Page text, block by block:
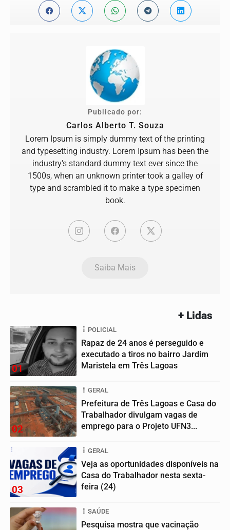
Publicado por:
Carlos Alberto T. Souza
Lorem Ipsum is simply dummy text of the printing
and typesetting industry. Lorem Ipsum has been the
industry's standard dummy text ever since the
1500s, when an unknown printer took a galley of
type and scrambled it to make a type specimen
book.
Saiba Mais
+ Lidas
01
POLICIAL
Rapaz de 24 anos é perseguido e
executado a tiros no bairro Jardim
Maristela em Três Lagoas
02
GERAL
Prefeitura de Três Lagoas e Casa do
Trabalhador divulgam vagas de
emprego para o Projeto UFN3...
03
GERAL
Veja as oportunidades disponíveis na
Casa do Trabalhador nesta sexta-
feira (24)
SAÚDE
Pesquisa mostra que vacinação